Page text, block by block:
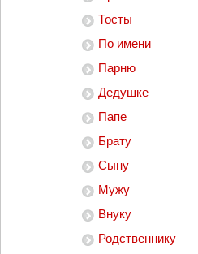
Тосты
По имени
Парню
Дедушке
Папе
Брату
Сыну
Мужу
Внуку
Родственнику